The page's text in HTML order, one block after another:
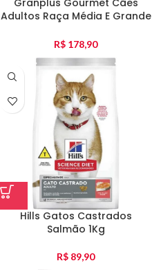
Granplus Gourmet Cães
Adultos Raça Média E Grande
R$ 178,90
Hills Gatos Castrados
Salmão 1Kg
R$ 89,90